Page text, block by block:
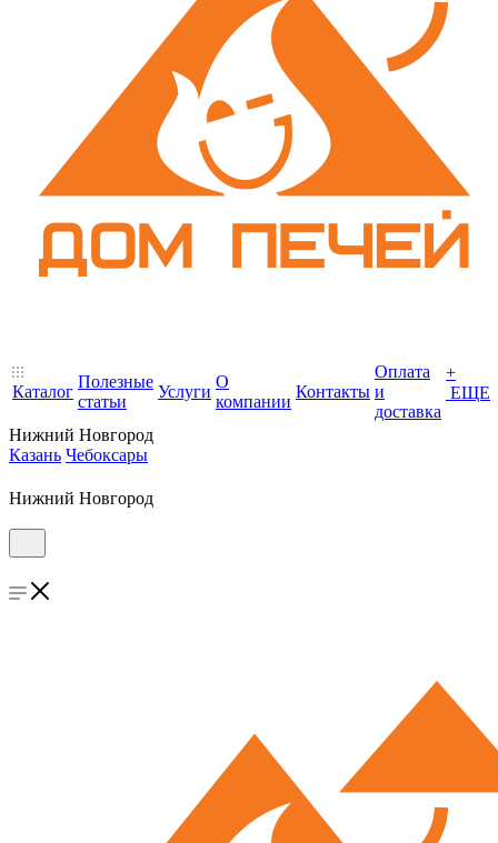
Каталог
Полезные
статьи
Услуги
О
компании
Контакты
Оплата
и
доставка
+
ЕЩЕ
Нижний Новгород
Казань Чебоксары
Нижний Новгород